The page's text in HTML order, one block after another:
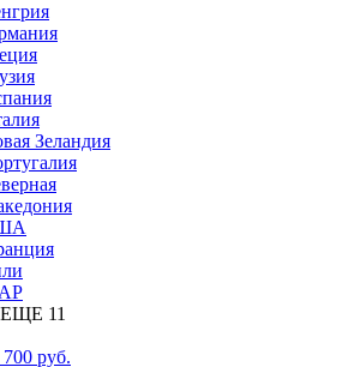
Зеландия
11
700 руб.